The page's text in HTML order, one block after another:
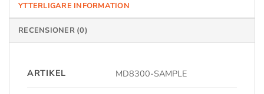
YTTERLIGARE INFORMATION
RECENSIONER (0)
ARTIKEL MD8300-SAMPLE